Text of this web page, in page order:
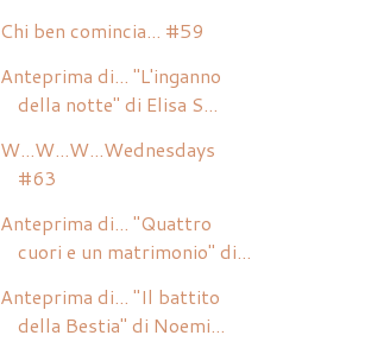
Chi ben comincia... #59
Anteprima di... "L'inganno
della notte" di Elisa S...
W...W...W...Wednesdays
#63
Anteprima di... "Quattro
cuori e un matrimonio" di...
Anteprima di... "Il battito
della Bestia" di Noemi...